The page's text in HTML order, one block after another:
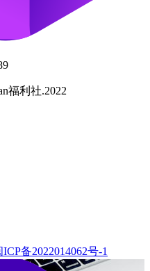
福利社.2022
ICP备2022014062号-1